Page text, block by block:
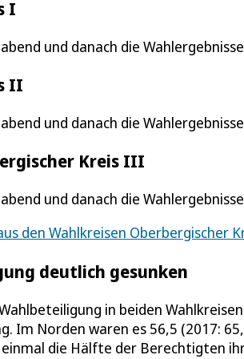
I
und danach die
II
und danach die
Kreis III
und danach die
den Wahlkreisen Oberbergischer
deutlich gesunken
in beiden
Im Norden waren es 56,5 (2017:
die Hälfte der Berechtigten